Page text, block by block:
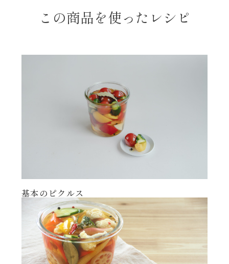
年末年始
その他
ハコネーゼ イカスミ
ハコネーゼ クリーミーボロネーゼ
この商品を使ったレシピ
基本のピクルス